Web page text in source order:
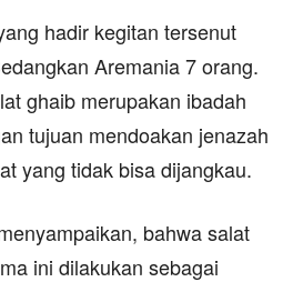
hadir kegitan tersenut
Aremania 7 orang.
ghaib merupakan ibadah
tujuan mendoakan jenazah
yang tidak bisa dijangkau.
bahwa salat
ini dilakukan sebagai